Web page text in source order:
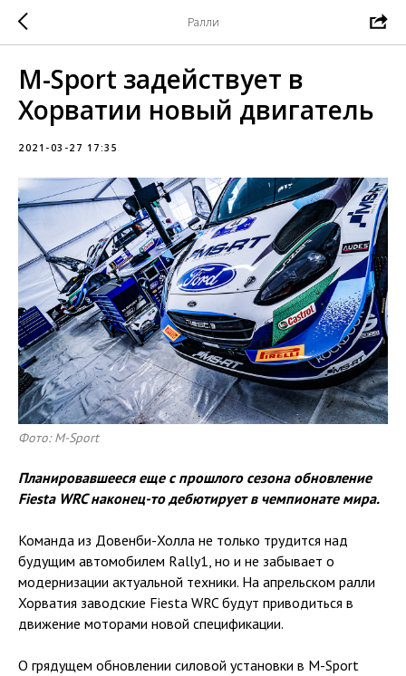
Ралли
M-Sport задействует в
Хорватии новый двигатель
2021-03-27 17:35
Фото: M-Sport
Планировавшееся еще с прошлого сезона обновление
Fiesta WRC наконец-то дебютирует в чемпионате мира.
Команда из Довенби-Холла не только трудится над
будущим автомобилем Rally1, но и не забывает о
модернизации актуальной техники. На апрельском ралли
Хорватия заводские Fiesta WRC будут приводиться в
движение моторами новой спецификации.
О грядущем обновлении силовой установки в M-Sport